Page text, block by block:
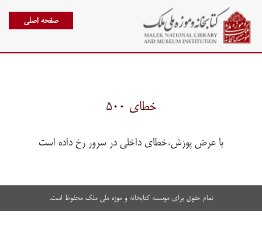
صفحه اصلی
خطای ۵۰۰
با عرض پوزش،خطای داخلی در سرور رخ داده است
تمام حقوق برای موسسه کتابخانه و موزه ملی ملک محفوظ است.